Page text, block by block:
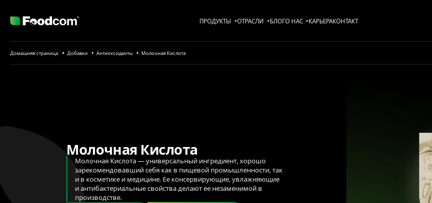
ПРОДУКТЫ ОТРАСЛИ БЛОГО НАС KАРЬЕРАКОНТАКТ
Домашняя страница Добавки Антиоксиданты Молочная Кислота
Молочная Кислота
Молочная Кислота — универсальный ингредиент, хорошо
зарекомендовавший себя как в пищевой промышленности, так
и в косметике и медицине. Ее консервирующие, увлажняющие
и антибактериальные свойства делают ее незаменимой в
производстве.